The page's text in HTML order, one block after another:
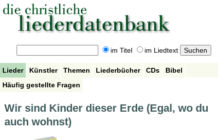
im Titel im Liedtext
Lieder Künstler Themen Liederbücher CDs
Bibel
Häufig gestellte Fragen
Wir sind Kinder dieser Erde (Egal, wo du
auch wohnst)